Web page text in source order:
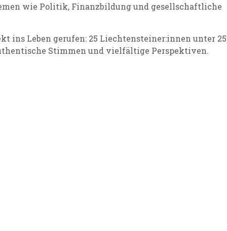
wie Politik, Finanzbildung und gesellschaftliche
ins Leben gerufen: 25 Liechtensteiner:innen unter 25
Stimmen und vielfältige Perspektiven.